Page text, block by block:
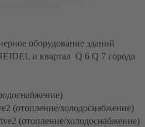
оборудование зданий
и квартал Q 6 Q 7 города
(отопление/холодоснабжение)
(отопление/холодоснабжение)